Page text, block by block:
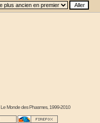
Le Monde des Phasmes, 1999-2010